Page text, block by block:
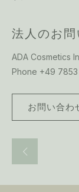
法人のお
ADA Cosmetics
Phone +49 7853
お問い合わ